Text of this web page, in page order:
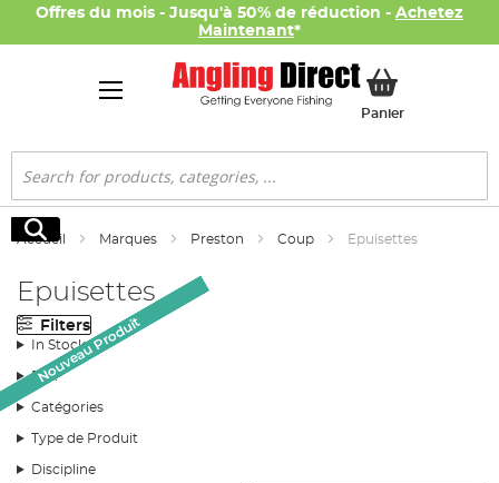
Offres du mois - Jusqu'à 50% de réduction - Achetez
Maintenant*
PanierMon panier
Rechercher
Rechercher
Accueil Marques Preston Coup Epuisettes
Epuisettes
Filters
In Stock
Prix
Catégories
Type de Produit
Discipline
Nouveau Produit
Nouveau Produit
Nouveau Produit
Nouveau Produit